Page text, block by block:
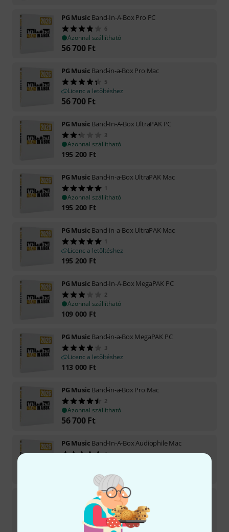
PG Music Band-In-A-Box Pro PC
6
Azonnal szállítható
56 700 Ft
PG Music Band-in-a-Box Pro Mac
5
Licenc a letöltéshez
56 700 Ft
PG Music Band-In-A-Box UltraPAK PC
3
Azonnal szállítható
195 200 Ft
PG Music Band-in-a-Box UltraPAK Mac
1
Azonnal szállítható
195 200 Ft
PG Music Band-in-a-Box UltraPAK Mac
1
Licenc a letöltéshez
195 200 Ft
PG Music Band-In-A-Box MegaPAK PC
2
Azonnal szállítható
109 000 Ft
PG Music Band-in-a-Box MegaPAK PC
3
Licenc a letöltéshez
113 000 Ft
PG Music Band-in-a-Box Pro Mac
2
Azonnal szállítható
56 700 Ft
PG Music Band-In-A-Box Audiophile Mac
1
Ft
Band-in-a-Box MegaPAK Mac
Licenc a letöltéshez
109 000Ft